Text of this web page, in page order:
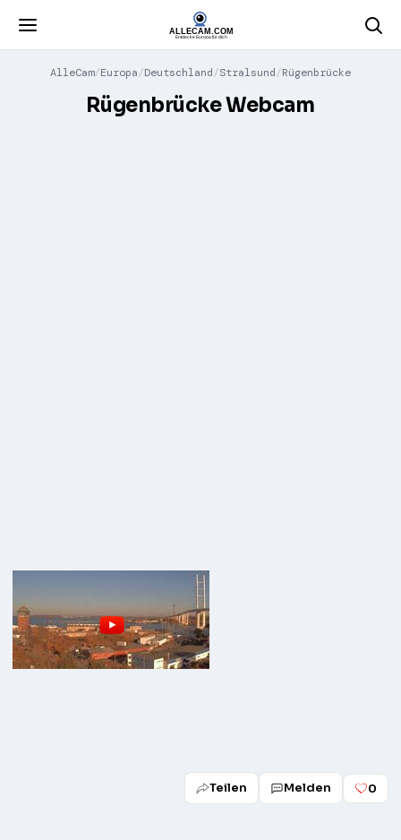
AlleCam Europa Deutschland Stralsund Rügenbrücke
Rügenbrücke Webcam
Teilen Melden 0